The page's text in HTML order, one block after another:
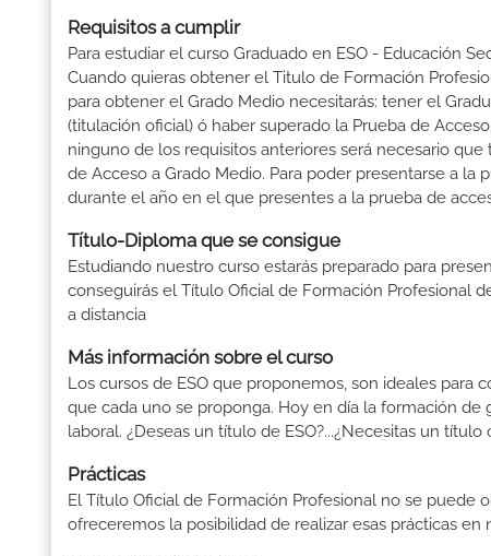
Requisitos a cumplir
Para estudiar el curso Graduado en ESO - Educación
Cuando quieras obtener el Titulo de Formación
para obtener el Grado Medio necesitarás: tener el
(titulación oficial) ó haber superado la Prueba de
ninguno de los requisitos anteriores será necesario
de Acceso a Grado Medio. Para poder presentarse a
durante el año en el que presentes a la prueba de
Título-Diploma que se consigue
Estudiando nuestro curso estarás preparado para
conseguirás el Título Oficial de Formación Profesional
a distancia
Más información sobre el curso
Los cursos de ESO que proponemos, son ideales para
que cada uno se proponga. Hoy en día la formación
laboral. ¿Deseas un título de ESO?...¿Necesitas un título
Prácticas
El Título Oficial de Formación Profesional no se puede
ofreceremos la posibilidad de realizar esas prácticas en